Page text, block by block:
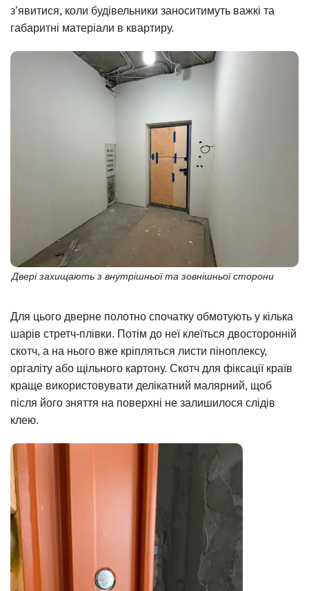
з’явитися, коли будівельники заноситимуть важкі та
габаритні матеріали в квартиру.
Двері захищають з внутрішньої та зовнішньої сторони
Для цього дверне полотно спочатку обмотують у кілька
шарів стретч-плівки. Потім до неї клеїться двосторонній
скотч, а на нього вже кріпляться листи піноплексу,
оргаліту або щільного картону. Скотч для фіксації країв
краще використовувати делікатний малярний, щоб
після його зняття на поверхні не залишилося слідів
клею.